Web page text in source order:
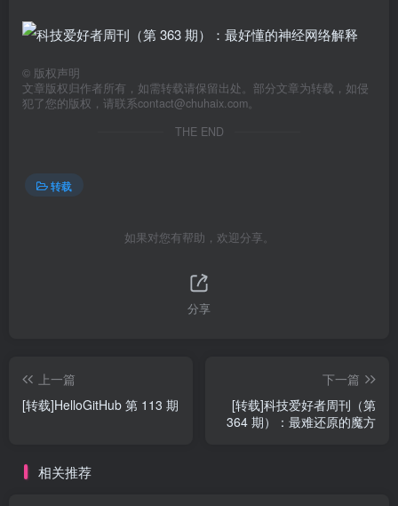
© 版权声明
文章版权归作者所有，如需转载请保留出处。部分文章为转载，如侵
犯了您的版权，请联系contact@chuhaix.com。
THE END
转载
如果对您有帮助，欢迎分享。
分享
上一篇
[转载]HelloGitHub 第 113 期
下一篇
[转载]科技爱好者周刊（第
364 期）：最难还原的魔方
相关推荐